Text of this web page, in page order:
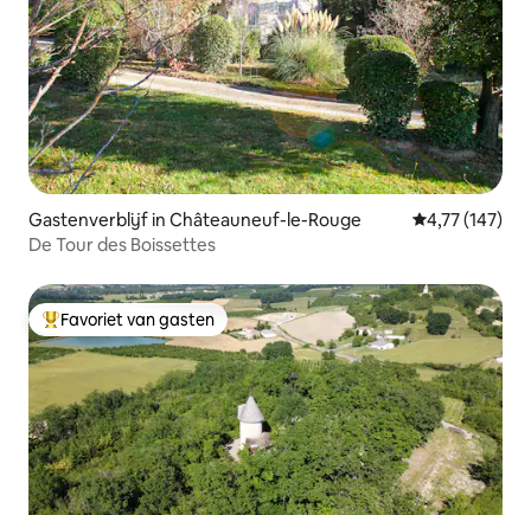
Gastenverblijf in Châteauneuf-le-Rouge Gemiddelde
4,77 (147)
De Tour des Boissettes
Topfavoriet van gasten
Favoriet van gasten